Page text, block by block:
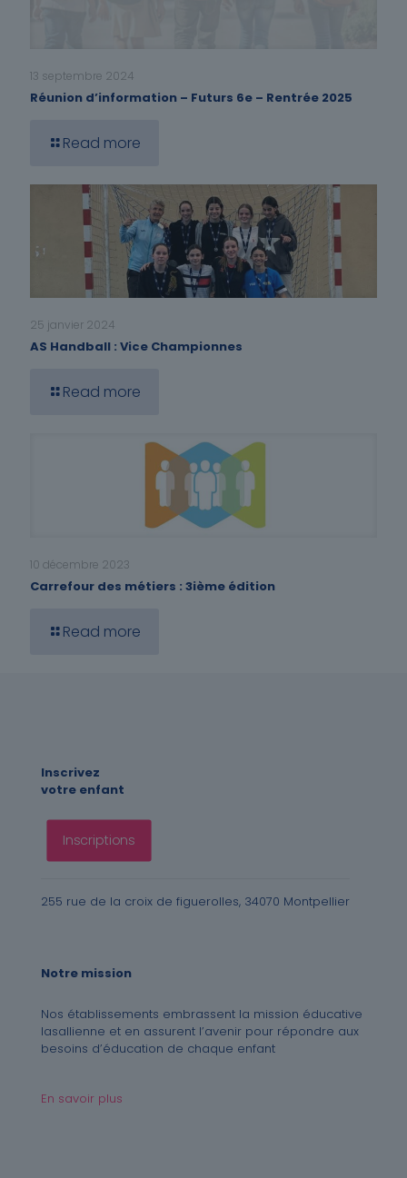
13 septembre 2024
Réunion d’information – Futurs 6e – Rentrée 2025
Read more
25 janvier 2024
AS Handball : Vice Championnes
Read more
10 décembre 2023
Carrefour des métiers : 3ième édition
Read more
Inscrivez
votre enfant
Inscriptions
255 rue de la croix de figuerolles, 34070 Montpellier
Notre mission
Nos établissements embrassent la mission éducative
lasallienne et en assurent l’avenir pour répondre aux
besoins d’éducation de chaque enfant
En savoir plus